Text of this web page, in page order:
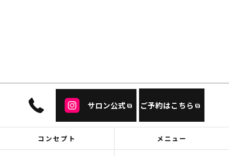
サロン公式 ご予約はこちら
コンセプト メニュー